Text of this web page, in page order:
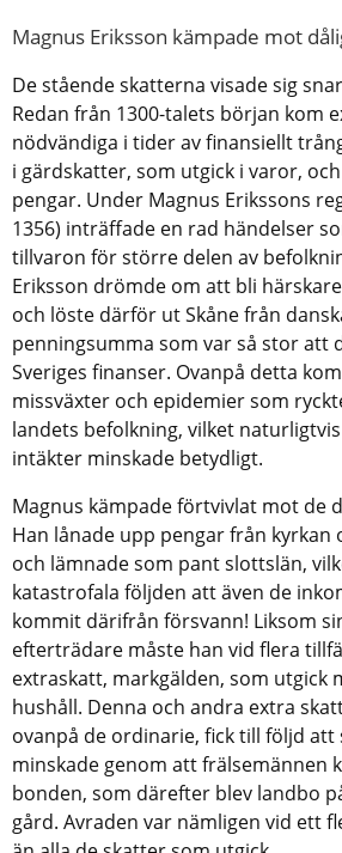
Magnus Eriksson kämpade mot
De stående skatterna visade sig
Redan från 1300-talets början kom
nödvändiga i tider av finansiellt
i gärdskatter, som utgick i varor,
pengar. Under Magnus Erikssons
1356) inträffade en rad händelser
tillvaron för större delen av
Eriksson drömde om att bli
och löste därför ut Skåne från
penningsumma som var så stor att
Sveriges finanser. Ovanpå detta
missväxter och epidemier som
landets befolkning, vilket
intäkter minskade betydligt.
Magnus kämpade förtvivlat mot de
Han lånade upp pengar från kyrkan
och lämnade som pant slottslän,
katastrofala följden att även de
kommit därifrån försvann! Liksom
efterträdare måste han vid flera
extraskatt, markgälden, som utgick
hushåll. Denna och andra extra
ovanpå de ordinarie, fick till följd
minskade genom att frälsemännen
bonden, som därefter blev landbo
gård. Avraden var nämligen vid ett